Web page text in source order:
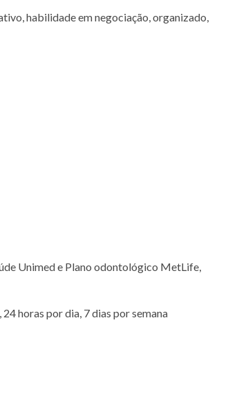
habilidade em negociação, organizado,
Unimed e Plano odontológico MetLife,
horas por dia, 7 dias por semana